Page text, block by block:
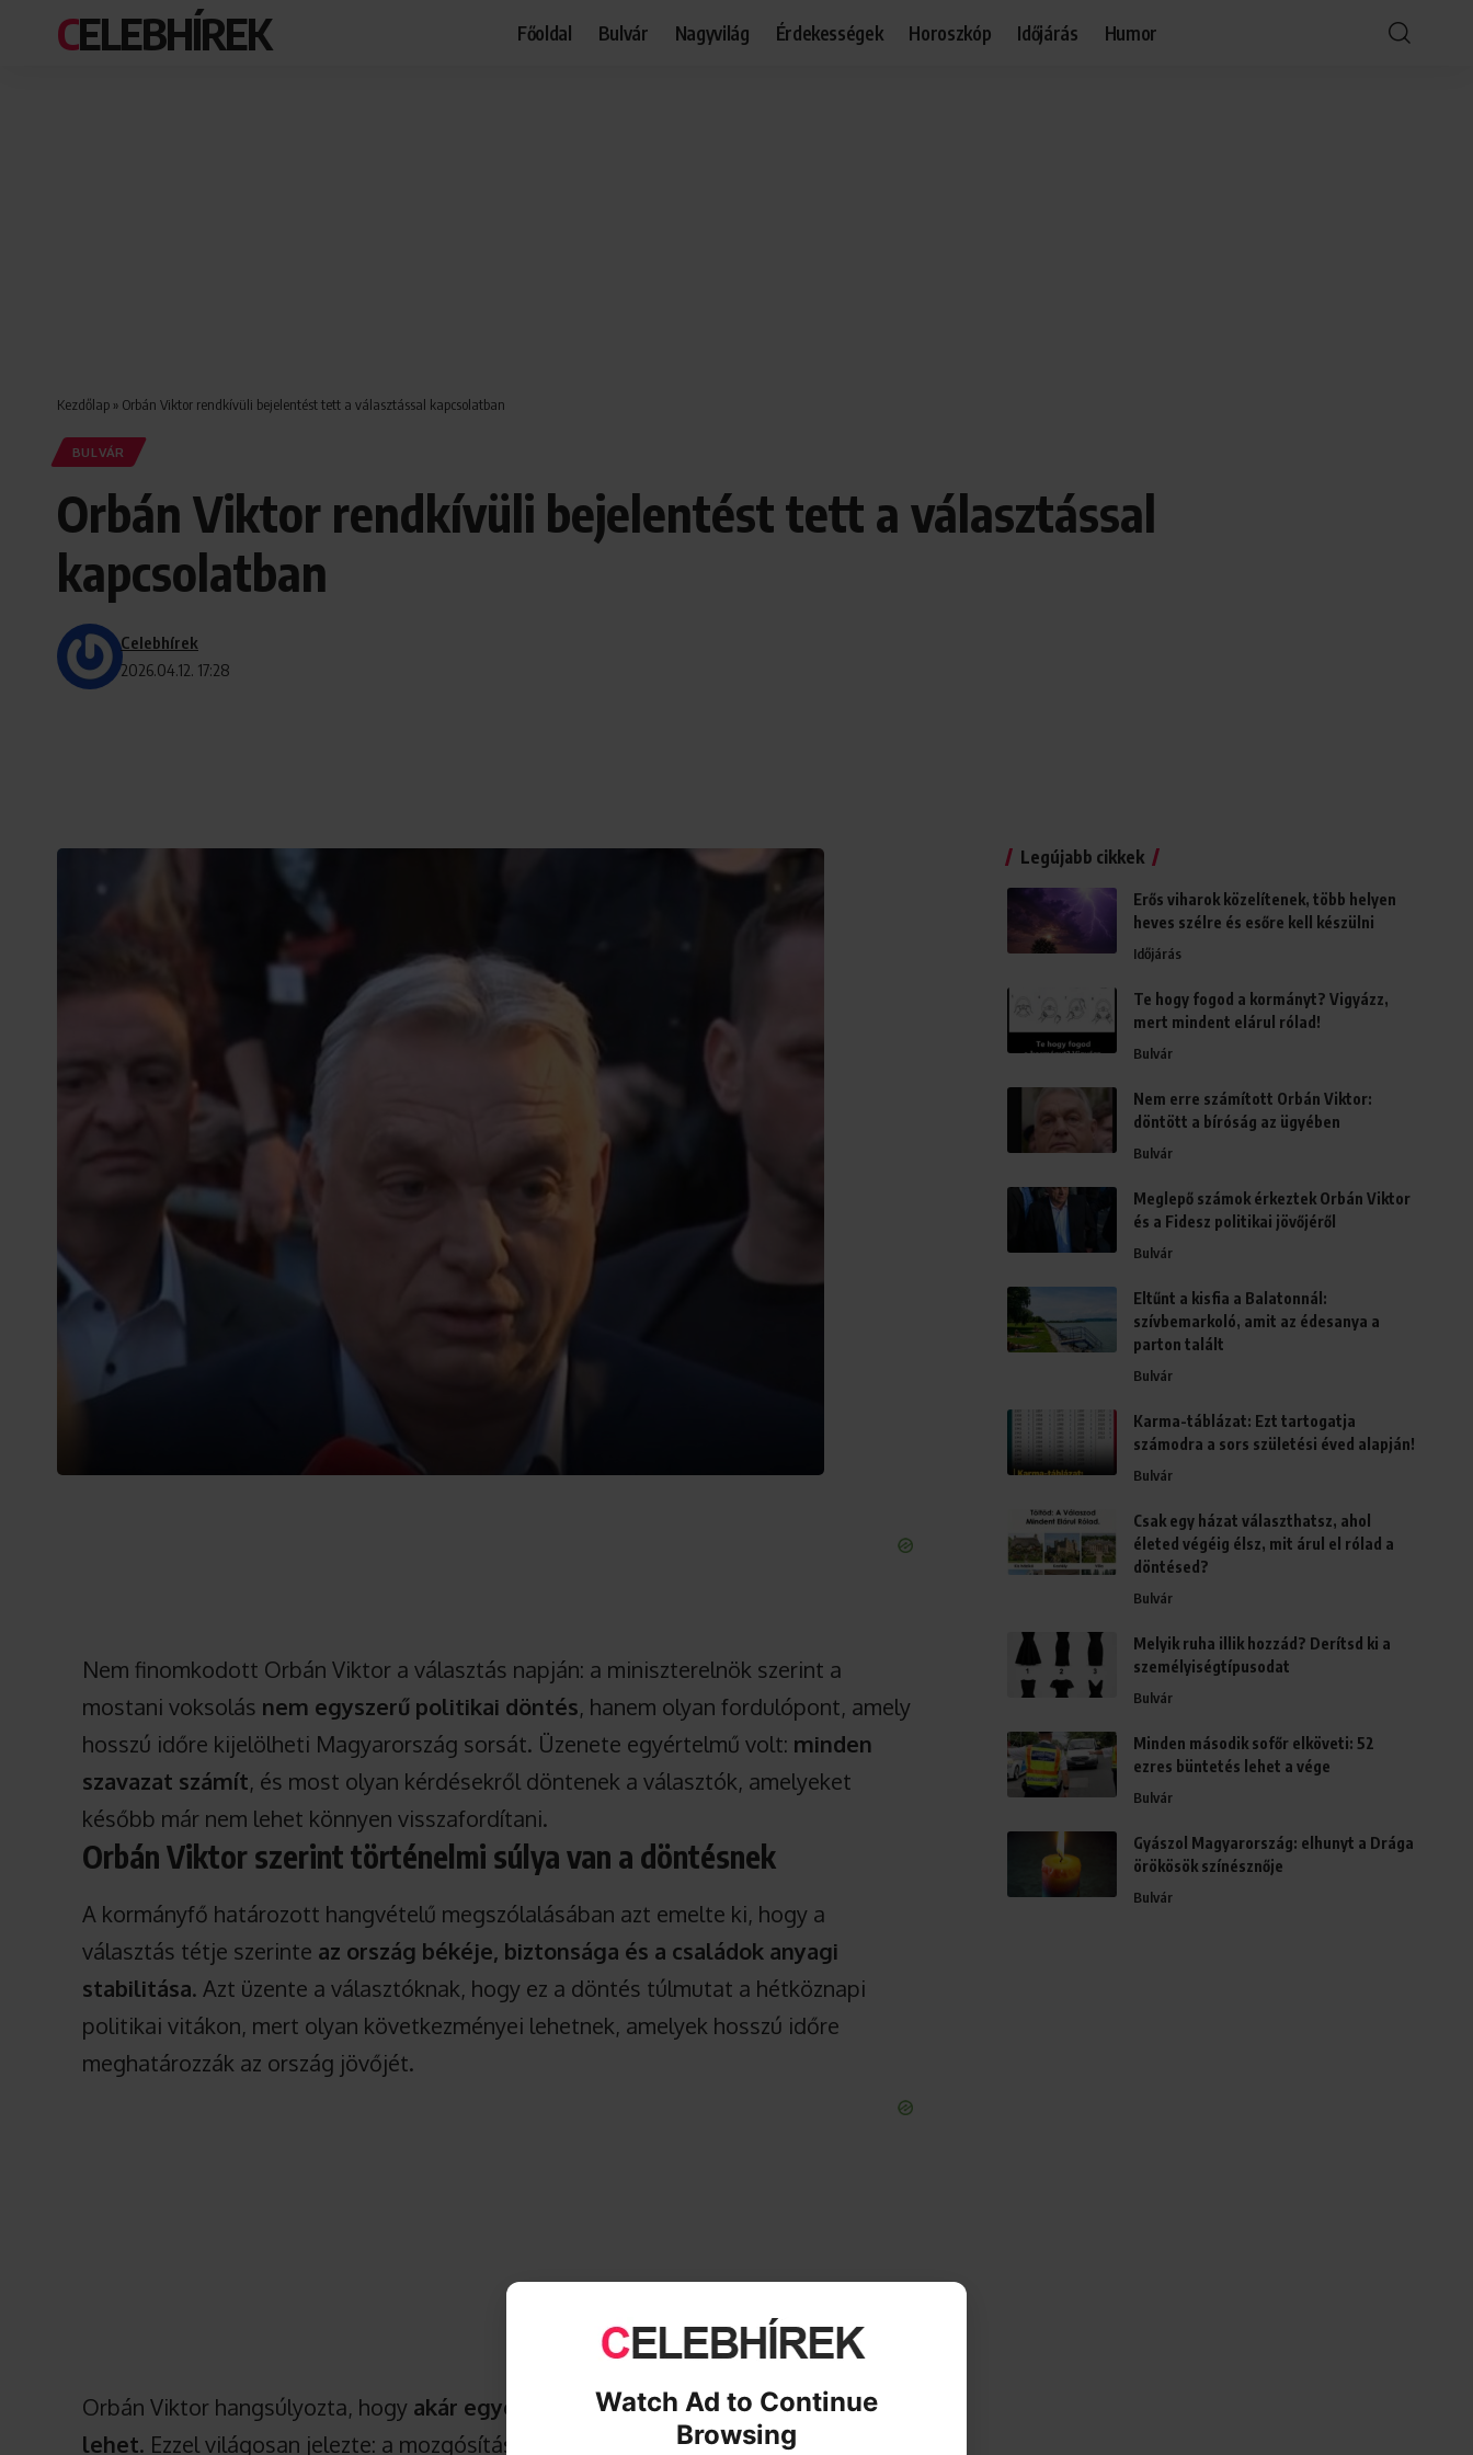
CELEBHÍREK Főoldal Bulvár Nagyvilág Érdekességek Horoszkóp Időjárás Humor
Kezdőlap » Orbán Viktor rendkívüli bejelentést tett a választással kapcsolatban
BULVÁR
Orbán Viktor rendkívüli bejelentést tett a választással
kapcsolatban
2026.04.12. 17:28
Celebhírek
Nem finomkodott Orbán Viktor a választás napján: a miniszterelnök szerint a
mostani voksolás nem egyszerű politikai döntés, hanem olyan fordulópont, amely
hosszú időre kijelölheti Magyarország sorsát. Üzenete egyértelmű volt: minden
szavazat számít, és most olyan kérdésekről döntenek a választók, amelyeket
később már nem lehet könnyen visszafordítani.
Orbán Viktor szerint történelmi súlya van a döntésnek
A kormányfő határozott hangvételű megszólalásában azt emelte ki, hogy a
választás tétje szerinte az ország békéje, biztonsága és a családok anyagi
stabilitása. Azt üzente a választóknak, hogy ez a döntés túlmutat a hétköznapi
politikai vitákon, mert olyan következményei lehetnek, amelyek hosszú időre
meghatározzák az ország jövőjét.
Orbán Viktor hangsúlyozta, hogy akár egyetlen voksnak is komoly jelentősége
lehet. Ezzel világosan jelezte: a mozgósítás az utolsó pillanatokban is
Legújabb cikkek
Erős viharok közelítenek, több helyen
heves szélre és esőre kell készülni
Időjárás
Te hogy fogod a kormányt? Vigyázz,
mert mindent elárul rólad!
Bulvár
Nem erre számított Orbán Viktor:
döntött a bíróság az ügyében
Bulvár
Meglepő számok érkeztek Orbán Viktor
és a Fidesz politikai jövőjéről
Bulvár
Eltűnt a kisfia a Balatonnál:
szívbemarkoló, amit az édesanya a
parton talált
Bulvár
Karma-táblázat: Ezt tartogatja
számodra a sors születési éved alapján!
Bulvár
Csak egy házat választhatsz, ahol
életed végéig élsz, mit árul el rólad a
döntésed?
Bulvár
Melyik ruha illik hozzád? Derítsd ki a
személyiségtípusodat
Bulvár
Minden második sofőr elköveti: 52
ezres büntetés lehet a vége
Bulvár
Gyászol Magyarország: elhunyt a Drága
örökösök színésznője
Bulvár
Watch Ad to Continue
Browsing